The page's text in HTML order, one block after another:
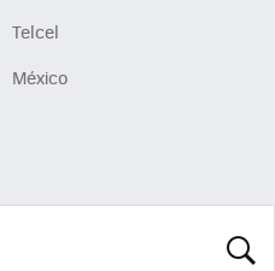
Telcel
México